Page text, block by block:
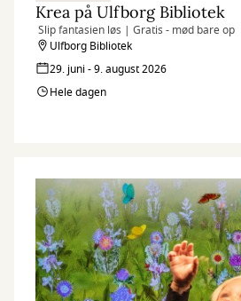
Krea på Ulfborg Bibliotek
Slip fantasien løs | Gratis - mød bare op
Ulfborg Bibliotek
29. juni - 9. august 2026
Hele dagen